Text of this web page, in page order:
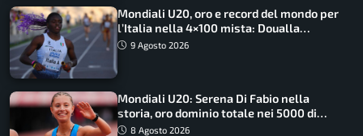
Mondiali U20, oro e record del mondo per
l’Italia nella 4×100 mista: Doualla
straordinaria
9 Agosto 2026
Mondiali U20: Serena Di Fabio nella
storia, oro dominio totale nei 5000 di
marcia
8 Agosto 2026